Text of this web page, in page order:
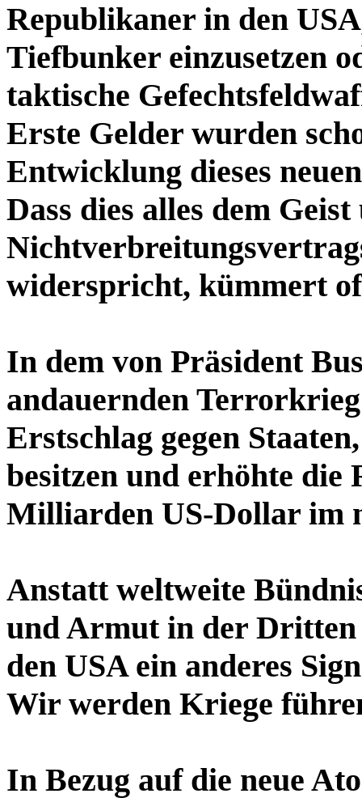
Republikaner in den
Tiefbunker einzusetzen
taktische
Erste Gelder wurden
Entwicklung dieses
Dass dies alles dem
widerspricht, kümmert
In dem von Präsident
andauernden
Erstschlag gegen
besitzen und erhöhte die
Milliarden US-Dollar im
Anstatt weltweite
und Armut in der Dritten
den USA ein anderes
Wir werden Kriege
In Bezug auf die neue